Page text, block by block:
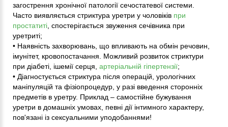
загострення хронічної патології сечостатевої системи.
Часто виявляється стриктура уретри у чоловіків при
простатиті , спостерігається звуження сечівника при
уретриті;
• Наявність захворювань, що впливають на обмін речовин,
імунітет, кровопостачання. Можливий розвиток стриктури
при діабеті, ішемії серця, артеріальній гіпертензії;
• Діагностується стриктура після операцій, урологічних
маніпуляцій та фізіопроцедур, у разі введення сторонніх
предметів в уретру. Приклад – самостійне бужування
уретри в домашніх умовах, певні дії інтимного характеру,
пов'язані із сексуальними уподобаннями!